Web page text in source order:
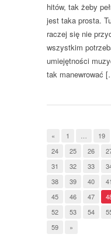
hitów, tak żeby
jest taka prosta.
raczej się nie
wszystkim
umiejętności
tak manewrować
« 1 19
24
25 26
31
32 33
38
39 40 41
45
46 47
52
53 54
59
»